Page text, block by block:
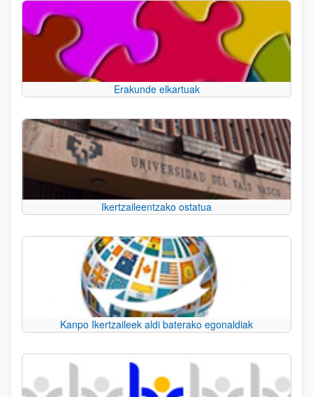
Erakunde elkartuak
Ikertzaileentzako ostatua
Kanpo Ikertzaileek aldi baterako egonaldiak